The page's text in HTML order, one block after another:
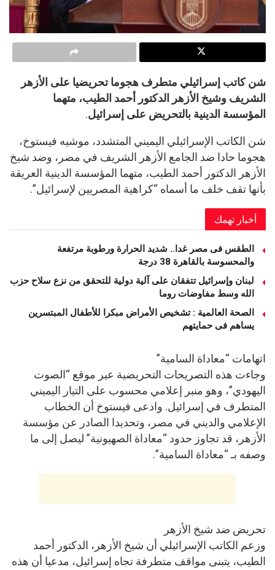
شن كاتب إسرائيلي متطرف هجوما تحريضيا على الأزهر
الشريف وشيخ الأزهر الدكتور أحمد الطيب، متهما
المؤسسة الدينية بالتحريض على إسرائيل.
شن الكاتب الإسرائيلي اليميني المتشدد، موشيه فيستوخ،
هجوما حادا ضد الجامع الأزهر الشريف في مصر، وضد شيخ
الأزهر الدكتور أحمد الطيب، متهما المؤسسة الدينية العريقة
بأنها تقف خلف ما أسماه “كراهية المصريين لإسرائيل”.
أخبار تهمك
الطقس فى مصر غدا.. شديد الحرارة ورطوبة مرتفعة
والمحسوسة بالقاهرة 38 درجة
لبنان وإسرائيل تتفقان على آلية دولية للتحقق من نزع سلاح حزب
الله وسط مفاوضات روما
الصحة العالمية : تشخيص الأمراض مبكرا للأطفال المبتسرين
يساهم فى حمايتهم
اتهامات “معاداة السامية”
وجاءت هذه التصريحات التحريضية عبر موقع “الصوت
اليهودي”، وهو منبر إعلامي محسوب على التيار اليميني
المتطرف في إسرائيل. وادعى فيستوخ أن الخطاب
الإعلامي والديني في مصر، وتحديدا الصادر عن مؤسسة
الأزهر، قد تجاوز حدود “معاداة الصهيونية” ليصل إلى ما
وصفه بـ “معاداة السامية”.
تحريض ضد شيخ الأزهر
وزعم الكاتب الإسرائيلي أن شيخ الأزهر، الدكتور أحمد
الطيب، يتبنى مواقف متطرفة تجاه إسرائيل، مدعيا أن هذه